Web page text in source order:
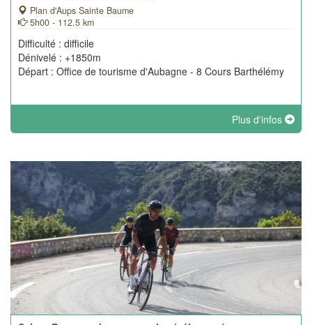
Plan d'Aups Sainte Baume
5h00 - 112.5 km
Difficulté : difficile
Dénivelé : +1850m
Départ : Office de tourisme d'Aubagne - 8 Cours Barthélémy
Plus d'infos